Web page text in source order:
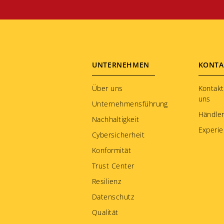
Footer
menu
UNTERNEHMEN
Über uns
Unternehmensführung
Nachhaltigkeit
Cybersicherheit
Konformität
Trust Center
Resilienz
Datenschutz
Qualität
uns